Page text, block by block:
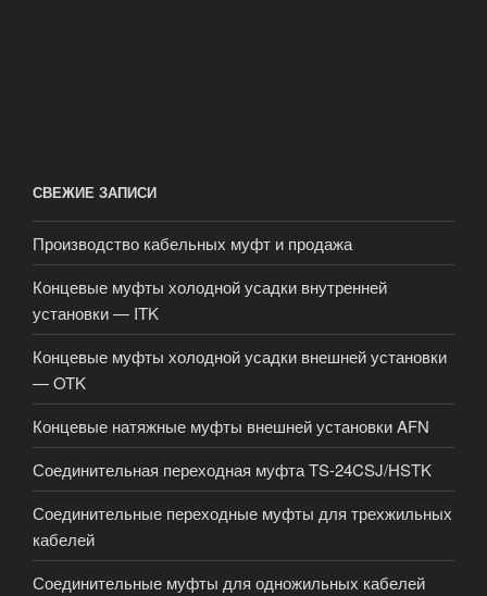
СВЕЖИЕ ЗАПИСИ
Производство кабельных муфт и продажа
Концевые муфты холодной усадки внутренней
установки — ITK
Концевые муфты холодной усадки внешней установки
— OTK
Концевые натяжные муфты внешней установки AFN
Соединительная переходная муфта TS-24CSJ/HSTK
Соединительные переходные муфты для трехжильных
кабелей
Соединительные муфты для одножильных кабелей